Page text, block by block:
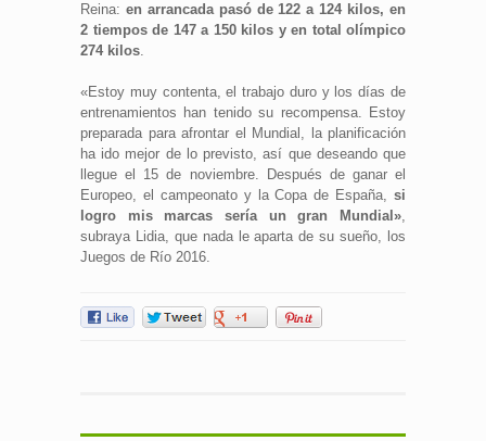
Reina: en arrancada pasó de 122 a 124 kilos, en
2 tiempos de 147 a 150 kilos y en total olímpico
274 kilos.
«Estoy muy contenta, el trabajo duro y los días de
entrenamientos han tenido su recompensa. Estoy
preparada para afrontar el Mundial, la planificación
ha ido mejor de lo previsto, así que deseando que
llegue el 15 de noviembre. Después de ganar el
Europeo, el campeonato y la Copa de España, si
logro mis marcas sería un gran Mundial»,
subraya Lidia, que nada le aparta de su sueño, los
Juegos de Río 2016.